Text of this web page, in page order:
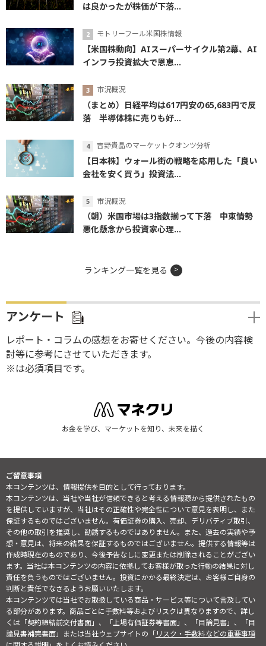
は良かったが株価が下落...
モトリーフール米国株情報
【米国株動向】AIスーパーサイクル第2幕、AI
インフラ投資拡大で恩恵...
市況概況
（まとめ）日経平均は617円安の65,683円で反
落 半導体株に売りも好...
吉野貴晶のマーケットクオンツ分析
【日本株】ウォール街の戦略を応用した「良い
会社を安く買う」投資法...
市況概況
（朝）米国市場は3指数揃って下落 中東情勢
悪化懸念から投資家心理...
ランキング一覧を見る
アンケート
レポート・コラムの感想をお寄せください。今後の内容検
討等に参考にさせていただきます。
※は必須項目です。
お金を学び、マーケットを知り、未来を描く
ご留意事項
本コンテンツは、情報提供を目的として行っております。
本コンテンツは、当社や当社が信頼できると考える情報源から提供されたもの
を提供していますが、当社はその正確性や完全性について意見を表明し、また
保証するものではございません。有価証券の購入、売却、デリバティブ取引、
その他の取引を推奨し、勧誘するものではありません。また、過去の実績や予
想・意見は、将来の結果を保証するものではございません。提供する情報等は
作成時現在のものであり、今後予告なしに変更または削除されることがござい
ます。当社は本コンテンツの内容に依拠してお客様が取った行動の結果に対し
責任を負うものではございません。投資にかかる最終決定は、お客様ご自身の
判断と責任でなさるようお願いいたします。
本コンテンツでは当社でお取扱している商品・サービス等について言及してい
る部分があります。商品ごとに手数料等およびリスクは異なりますので、詳し
くは「契約締結前交付書面」、「上場有価証券等書面」、「目論見書」、「目
論見書補完書面」または当社ウェブサイトの「リスク・手数料などの重要事項